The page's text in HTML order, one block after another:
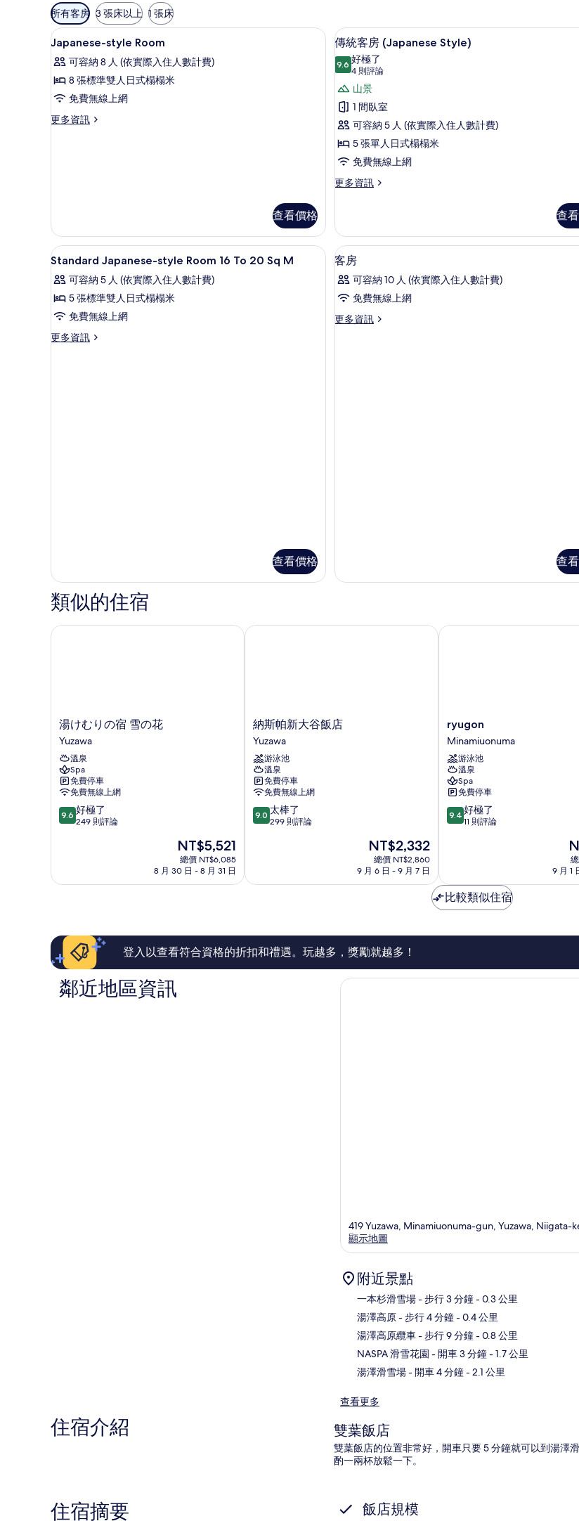
可
用
的
客
房
篩
選
條
所有客房 3 張床以上 1 張床
顯
示
Japanese-
style
Room
的
1
Japanese-style Room
可容納 8 人 (依實際入住人數計費)
8 張標準雙人日式榻榻米
免費無線上網
更多資訊
更
查看價格
顯
示
傳
統
客
房
(Japanese
Style)
的
相
片
傳統客房 (Japanese
5
傳統客房 (Japanese Style)
9.69.6 分，滿分 10 分
好極了
4 則評論
(4
則
評
論)
山景
1 間臥室
可容納 5 人 (依實際入住人數計費)
5 張單人日式榻榻米
免費無線上網
更多資訊
更
客
房
(Japanese
的
詳
查
顯
示
Standard
Japanese-
style
Room
1
Standard Japanese-style Room 16 To 20 Sq M
可容納 5 人 (依實際入住人數計費)
5 張標準雙人日式榻榻米
免費無線上網
更多資訊
更
查看價格
顯
示
客
的
1
客房
可容納 10 人 (依實際入住人數計費)
免費無線上網
更多資訊
更
查
類似的住宿
湯
け
む
り
の
宿
雪
の
花
湯けむりの宿 雪の花
Yuzawa
溫泉
Spa
免費停車
免費無線上網
9.6
分，
好
則
論
9.6 好極了
249 則評論
現
在
價
NT$5,521
總價 NT$6,085
8 月 30 日 - 8 月 31 日
湯けむりの宿 雪の花
納
斯
帕
新
大
谷
飯
店
Yuzawa
納斯帕新大谷飯店
Yuzawa
游泳池
溫泉
免費停車
免費無線上網
9.0
分，
太
則
評
論
9.0 太棒了
299 則評論
現
在
價
NT$2,332
總價 NT$2,860
9 月 6 日 - 9 月 7 日
納斯帕新大谷飯店
ryugon
Minamiuonuma
ryugon
Minamiuonuma
游泳池
溫泉
Spa
免費停車
9.4
分，
好
極
了，
則
9.4 好極了
11 則評論
現
在
價
9 月 1
ryugon
比較類似住宿
登入以查看符合資格的折扣和禮遇。玩越多，獎勵就越多！
鄰近地區資訊
419 Yuzawa, Minamiuonuma-gun, Yuzawa, Niigata-
顯示地圖
附近景點
一本杉滑雪場- 步行 3 分鐘- 0.3 公里
湯澤高原- 步行 4 分鐘- 0.4 公里
湯澤高原纜車- 步行 9 分鐘- 0.8 公里
NASPA 滑雪花園 - 開車 3 分鐘- 1.7 公里
湯澤滑雪場- 開車 4 分鐘- 2.1 公里
查看更多
住宿介紹 雙葉飯店
雙葉飯店的位置非常好，開車只要 5 分鐘就可以到湯澤
酌一兩杯放鬆一下。
住宿摘要 飯店規模